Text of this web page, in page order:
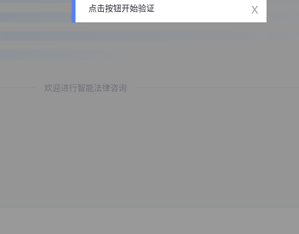
欢迎进行智能法律咨询
点击按钮开始验证 x